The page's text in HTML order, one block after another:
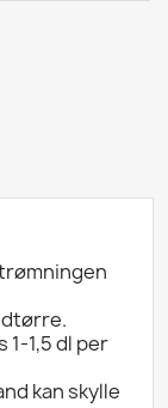
1,5 dl per
kan skylle